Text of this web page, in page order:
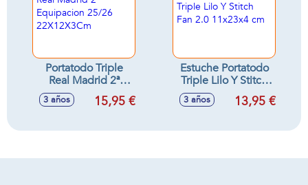
Portatodo Triple
Real Madrid 2ª
Equipacion 25/26
22X12X3Cm
3 años 15,95 €
Estuche Portatodo
Triple Lilo Y Stitch
Fan 2.0 11x23x4
3 años 13,95 €